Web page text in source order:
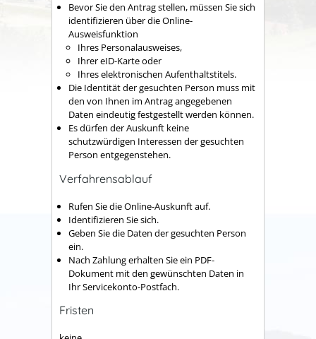
Bevor Sie den Antrag stellen, müssen Sie sich
identifizieren über die Online-
Ausweisfunktion
Ihres Personalausweises,
Ihrer eID-Karte oder
Ihres elektronischen Aufenthaltstitels.
Die Identität der gesuchten Person muss mit
den von Ihnen im Antrag angegebenen
Daten eindeutig festgestellt werden können.
Es dürfen der Auskunft keine
schutzwürdigen Interessen der gesuchten
Person entgegenstehen.
Verfahrensablauf
Rufen Sie die Online-Auskunft auf.
Identifizieren Sie sich.
Geben Sie die Daten der gesuchten Person
ein.
Nach Zahlung erhalten Sie ein PDF-
Dokument mit den gewünschten Daten in
Ihr Servicekonto-Postfach.
Fristen